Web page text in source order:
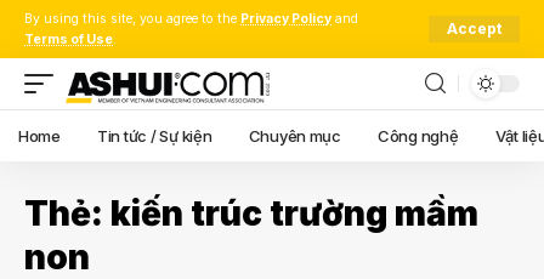
By using this site, you agree to the Privacy Policy and
Terms of Use.
Accept
Home Tin tức / Sự kiện Chuyên mục Công nghệ Vật
Thẻ: kiến trúc trường mầm
non